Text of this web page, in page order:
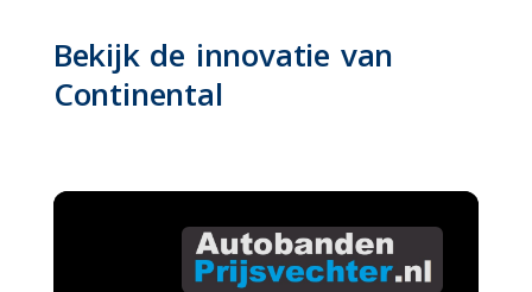
Bekijk de innovatie van
Continental